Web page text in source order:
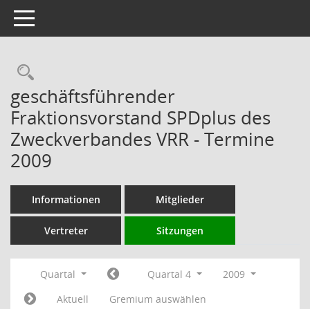
Toggle navigation
Rechercheauswahl
geschäftsführender
Fraktionsvorstand SPDplus des
Zweckverbandes VRR - Termine
2009
Informationen Mitglieder
Vertreter Sitzungen
Quartal Quartal 4
2009
Aktuell
Gremium auswählen